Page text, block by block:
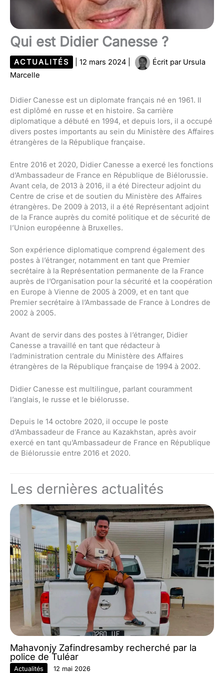
Qui est Didier Canesse ?
ACTUALITÉS 12 mars 2024 Écrit par Ursula
Marcelle
Didier Canesse est un diplomate français né en 1961. Il
est diplômé en russe et en histoire. Sa carrière
diplomatique a débuté en 1994, et depuis lors, il a occupé
divers postes importants au sein du Ministère des Affaires
étrangères de la République française.
Entre 2016 et 2020, Didier Canesse a exercé les fonctions
d’Ambassadeur de France en République de Biélorussie.
Avant cela, de 2013 à 2016, il a été Directeur adjoint du
Centre de crise et de soutien du Ministère des Affaires
étrangères. De 2009 à 2013, il a été Représentant adjoint
de la France auprès du comité politique et de sécurité de
l’Union européenne à Bruxelles.
Son expérience diplomatique comprend également des
postes à l’étranger, notamment en tant que Premier
secrétaire à la Représentation permanente de la France
auprès de l’Organisation pour la sécurité et la coopération
en Europe à Vienne de 2005 à 2009, et en tant que
Premier secrétaire à l’Ambassade de France à Londres de
2002 à 2005.
Avant de servir dans des postes à l’étranger, Didier
Canesse a travaillé en tant que rédacteur à
l’administration centrale du Ministère des Affaires
étrangères de la République française de 1994 à 2002.
Didier Canesse est multilingue, parlant couramment
l’anglais, le russe et le biélorusse.
Depuis le 14 octobre 2020, il occupe le poste
d’Ambassadeur de France au Kazakhstan, après avoir
exercé en tant qu’Ambassadeur de France en République
de Biélorussie entre 2016 et 2020.
Les dernières actualités
Mahavonjy Zafindresamby recherché par la
police de Tuléar
Actualités 12 mai 2026